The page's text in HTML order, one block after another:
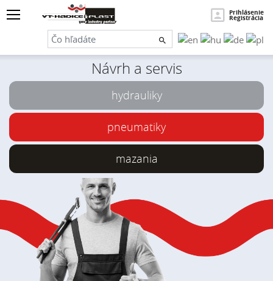
Prihlásenie
Registrácia
Návrh a servis
hydrauliky
pneumatiky
mazania